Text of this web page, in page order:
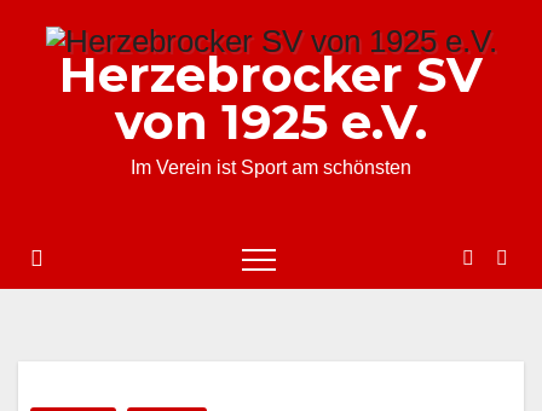
springenHerzebrocker SV
von 1925 e.V.
Im Verein ist Sport am schönsten